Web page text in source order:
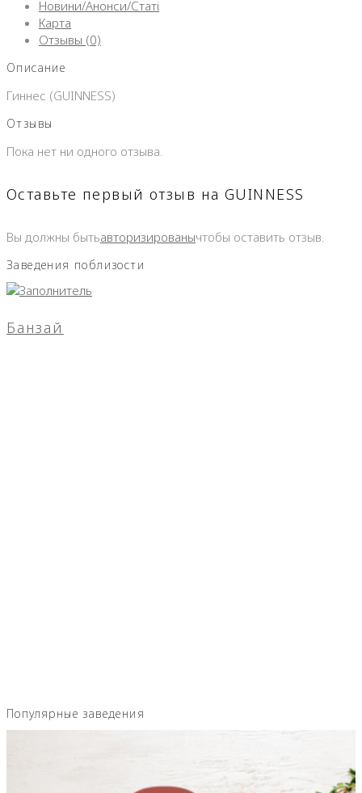
Новини/Анонси/Статі
Карта
Отзывы (0)
Описание
Гиннес (GUINNESS)
Отзывы
Пока нет ни одного отзыва.
Оставьте первый отзыв на GUINNESS
Вы должны бытьавторизированычтобы оставить отзыв.
Заведения поблизости
Банзай
Популярные заведения